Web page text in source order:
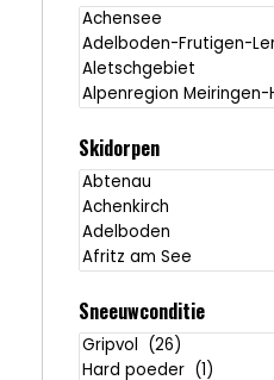
Skidorpen
Sneeuwconditie